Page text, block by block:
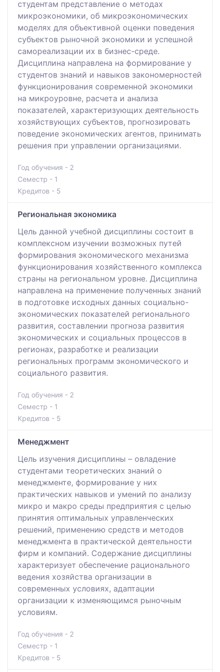
студентам представление о методах
микроэкономики, об микроэкономических
моделях для объективной оценки поведения
субъектов рыночной экономики и успешной
самореализации их в бизнес-среде.
Дисциплина направлена на формирование у
студентов знаний и навыков закономерностей
функционирования современной экономики
на микроуровне, расчета и анализа
показателей, характеризующих деятельность
хозяйствующих субъектов, прогнозировать
поведение экономических агентов, принимать
решения при управлении организациями.
Год обучения - 2
Семестр - 1
Кредитов - 5
Региональная экономика
Цель данной учебной дисциплины состоит в
комплексном изучении возможных путей
формирования экономического механизма
функционирования хозяйственного комплекса
страны на региональном уровне. Дисциплина
направлена на применение полученных знаний
в подготовке исходных данных социально-
экономических показателей регионального
развития, составлении прогноза развития
экономических и социальных процессов в
регионах, разработке и реализации
региональных программ экономического и
социального развития.
Год обучения - 2
Семестр - 1
Кредитов - 5
Менеджмент
Цель изучения дисциплины – овладение
студентами теоретических знаний о
менеджменте, формирование у них
практических навыков и умений по анализу
микро и макро среды предприятия с целью
принятия оптимальных управленческих
решений, применению средств и методов
менеджмента в практической деятельности
фирм и компаний. Содержание дисциплины
характеризует обеспечение рационального
ведения хозяйства организации в
современных условиях, адаптации
организации к изменяющимся рыночным
условиям.
Год обучения - 2
Семестр - 1
Кредитов - 5